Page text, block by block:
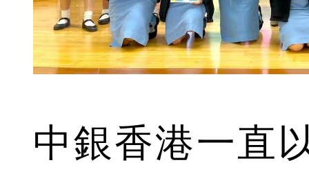
中銀香港一直